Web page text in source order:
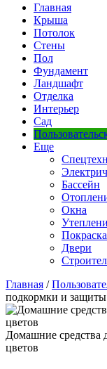
Главная
Крыша
Потолок
Стены
Пол
Фундамент
Ландшафт
Отделка
Интерьер
Сад
Еще
Бассейн
Окна
Покраска
Двери
Главная /
подкормки и
Домашние средства
цветов